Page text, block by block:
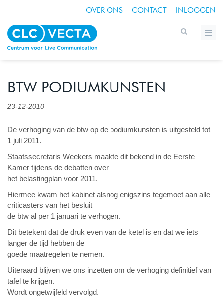
OVER ONS CONTACT INLOGGEN
BTW PODIUMKUNSTEN
23-12-2010
De verhoging van de btw op de podiumkunsten is uitgesteld tot
1 juli 2011.
Staatssecretaris Weekers maakte dit bekend in de Eerste
Kamer tijdens de debatten over
het belastingplan voor 2011.
Hiermee kwam het kabinet alsnog enigszins tegemoet aan alle
criticasters van het besluit
de btw al per 1 januari te verhogen.
Dit betekent dat de druk even van de ketel is en dat we iets
langer de tijd hebben de
goede maatregelen te nemen.
Uiteraard blijven we ons inzetten om de verhoging definitief van
tafel te krijgen.
Wordt ongetwijfeld vervolgd.